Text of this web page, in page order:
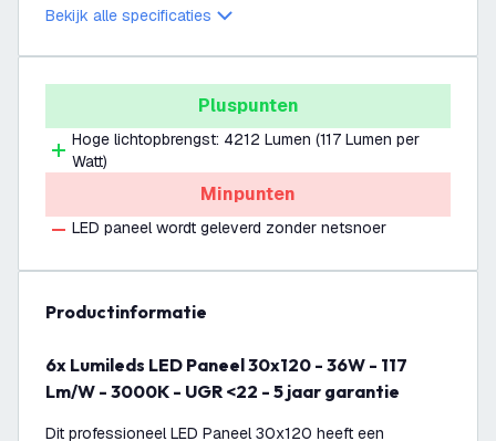
Bekijk alle specificaties
Pluspunten
Hoge lichtopbrengst: 4212 Lumen (117 Lumen per
Watt)
Minpunten
LED paneel wordt geleverd zonder netsnoer
productinformatie
6x Lumileds LED Paneel 30x120 - 36W - 117
Lm/W - 3000K - UGR <22 - 5 jaar garantie
Dit professioneel LED Paneel 30x120 heeft een